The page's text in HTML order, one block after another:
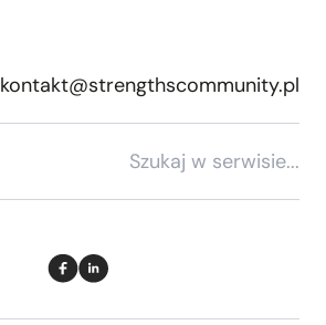
kontakt@strengthscommunity.pl